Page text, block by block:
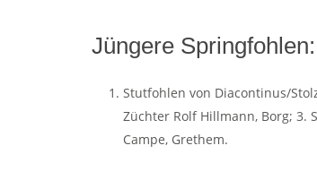
Jüngere Springfohlen:
Stutfohlen von Diacontinus/
Züchter Rolf Hillmann, Borg; 3.
Campe, Grethem.